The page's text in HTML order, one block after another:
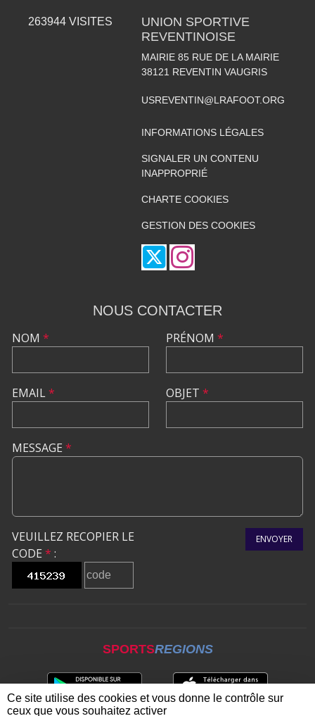
263944 VISITES
UNION SPORTIVE
REVENTINOISE
MAIRIE 85 RUE DE LA MAIRIE
38121 REVENTIN VAUGRIS
USREVENTIN@LRAFOOT.ORG
INFORMATIONS LÉGALES
SIGNALER UN CONTENU
INAPPROPRIÉ
CHARTE COOKIES
GESTION DES COOKIES
NOUS CONTACTER
NOM *
EMAIL*
PRÉNOM *
OBJET *
MESSAGE *
VEUILLEZ RECOPIER LE
CODE * :
ENVOYER
SPORTSREGIONS
Ce site utilise des cookies et vous donne le contrôle sur
ceux que vous souhaitez activer